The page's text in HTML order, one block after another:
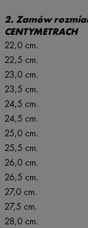
2. Zamów
CENTYMETRACH
22,0 cm.
22,5 cm.
23,0 cm.
23,5 cm.
24,5 cm.
24,5 cm.
25,0 cm.
25,5 cm.
26,0 cm.
26,5 cm.
27,0 cm.
27,5 cm.
28,0 cm.